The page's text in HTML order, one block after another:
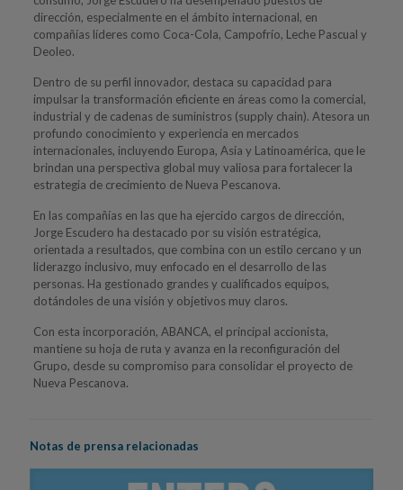
dirección, especialmente en el ámbito internacional, en
compañías líderes como Coca-Cola, Campofrío, Leche Pascual y
Deoleo.
Dentro de su perfil innovador, destaca su capacidad para
impulsar la transformación eficiente en áreas como la comercial,
industrial y de cadenas de suministros (supply chain). Atesora un
profundo conocimiento y experiencia en mercados
internacionales, incluyendo Europa, Asia y Latinoamérica, que le
brindan una perspectiva global muy valiosa para fortalecer la
estrategia de crecimiento de Nueva Pescanova.
En las compañías en las que ha ejercido cargos de dirección,
Jorge Escudero ha destacado por su visión estratégica,
orientada a resultados, que combina con un estilo cercano y un
liderazgo inclusivo, muy enfocado en el desarrollo de las
personas. Ha gestionado grandes y cualificados equipos,
dotándoles de una visión y objetivos muy claros.
Con esta incorporación, ABANCA, el principal accionista,
mantiene su hoja de ruta y avanza en la reconfiguración del
Grupo, desde su compromiso para consolidar el proyecto de
Nueva Pescanova.
Notas de prensa relacionadas